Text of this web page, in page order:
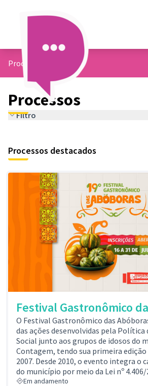
Processos
Processos
Filtro
Processos destacados
Festival Gastronômico
O Festival Gastronômico das
das ações desenvolvidas pela Política
Social junto aos grupos de idosos do
Contagem, tendo sua primeira
2007. Desde 2010, o evento integra o
do município por meio da Lei nº
Em andamento